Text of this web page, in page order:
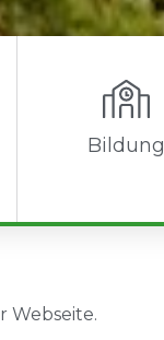
Bildung
Webseite.